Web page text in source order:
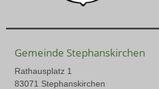
Gemeinde Stephanskirchen
Rathausplatz 1
83071 Stephanskirchen